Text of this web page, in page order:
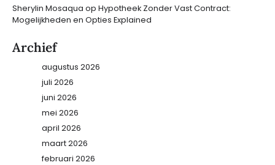
Sherylin Mosaqua op Hypotheek Zonder Vast Contract:
Mogelijkheden en Opties Explained
Archief
augustus 2026
juli 2026
juni 2026
mei 2026
april 2026
maart 2026
februari 2026